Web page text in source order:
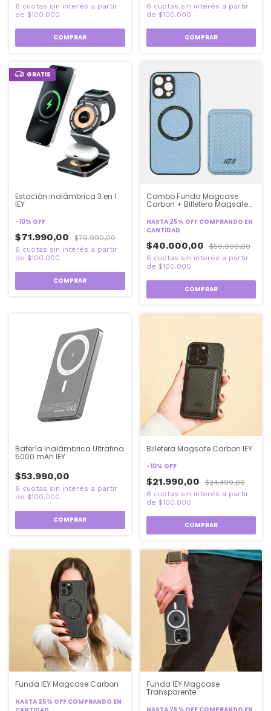
GRATIS
Estación inalámbrica 3 en 1
IEY
-10% OFF
$71.990,00 $79.990,00
COMPRAR
Combo Funda Magcase
Carbon + Billetera Magsafe
HASTA 25% OFF COMPRANDO EN
CANTIDAD
$40.000,00 $50.000,00
COMPRAR
Batería Inalámbrica Ultrafina
5000 mAh IEY
$53.990,00
COMPRAR
Billetera Magsafe Carbon IEY
-10% OFF
$21.990,00 $24.490,00
COMPRAR
Funda IEY Magcase Carbon
HASTA 25% OFF COMPRANDO EN
Funda IEY Magcase
Transparente